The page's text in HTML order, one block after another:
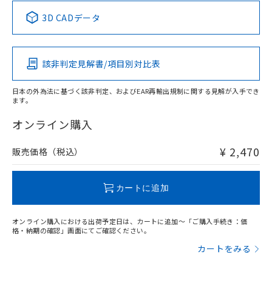
Pb Hg Cd Cr(VI)
O
在庫等で未対応品が混在する可能性があります。
問い合わせください。
3D CADデータ
該非判定見解書/項目別対比表
日本の外為法に基づく該非判定、およびEAR再輸出規制に関する見解が入手でき
ます。
オンライン購入
販売価格（税込） ¥ 2,470
カートに追加
オンライン購入における出荷予定日は、カートに追加～「ご購入手続き：価
格・納期の確認」画面にてご確認ください。
カートをみる